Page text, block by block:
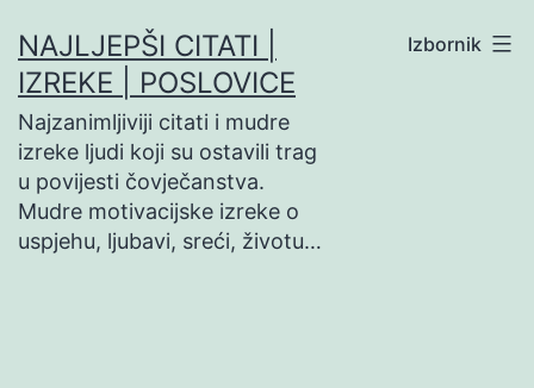
na
sadržaj
NAJLJEPŠI CITATI |
IZREKE | POSLOVICE
Najzanimljiviji citati i mudre
izreke ljudi koji su ostavili trag
u povijesti čovječanstva.
Mudre motivacijske izreke o
uspjehu, ljubavi, sreći, životu…
Izbornik